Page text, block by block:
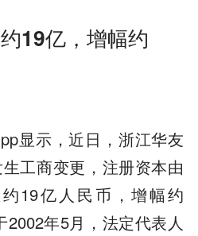
19亿，增幅约
显示，近日，浙江华友
工商变更，注册资本由
19亿人民币，增幅约
年5月，法定代表人